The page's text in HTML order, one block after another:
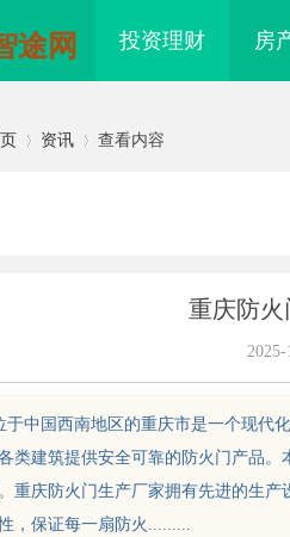
途网 投资理财 房
资讯 查看内容
重庆防火
2025-
于中国西南地区的重庆市是一个现代
类建筑提供安全可靠的防火门产品
重庆防火门生产厂家拥有先进的生
，保证每一扇防火.........
力与现实